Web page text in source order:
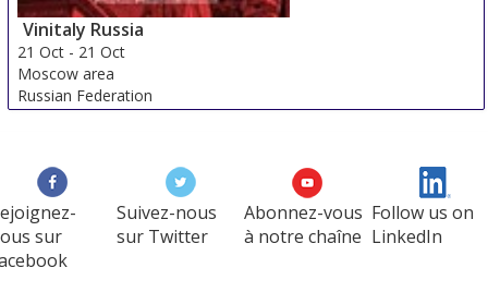
Vinitaly Russia
21 Oct - 21 Oct
Moscow area
Russian Federation
sur
Suivez-nous
sur Twitter
Abonnez-vous
à notre chaîne
Follow us on
LinkedIn